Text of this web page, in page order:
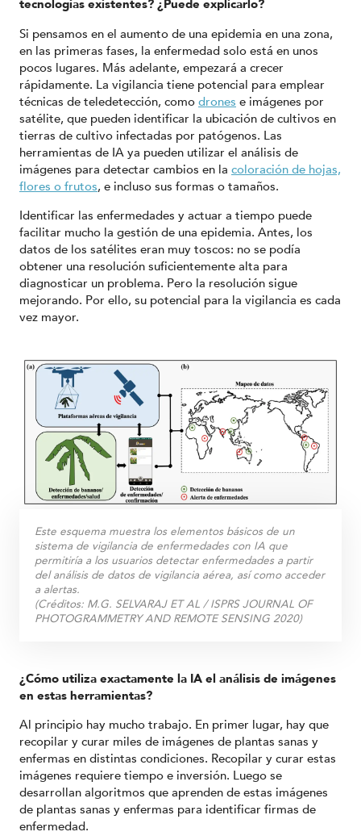
tecnologías existentes? ¿Puede explicarlo?
Si pensamos en el aumento de una epidemia en una zona,
en las primeras fases, la enfermedad solo está en unos
pocos lugares. Más adelante, empezará a crecer
rápidamente. La vigilancia tiene potencial para emplear
técnicas de teledetección, como drones e imágenes por
satélite, que pueden identificar la ubicación de cultivos en
tierras de cultivo infectadas por patógenos. Las
herramientas de IA ya pueden utilizar el análisis de
imágenes para detectar cambios en la coloración de hojas,
flores o frutos, e incluso sus formas o tamaños.
Identificar las enfermedades y actuar a tiempo puede
facilitar mucho la gestión de una epidemia. Antes, los
datos de los satélites eran muy toscos: no se podía
obtener una resolución suficientemente alta para
diagnosticar un problema. Pero la resolución sigue
mejorando. Por ello, su potencial para la vigilancia es cada
vez mayor.
Este esquema muestra los elementos básicos de un
sistema de vigilancia de enfermedades con IA que
permitiría a los usuarios detectar enfermedades a partir
del análisis de datos de vigilancia aérea, así como acceder
a alertas.
(Créditos: M.G. SELVARAJ ET AL / ISPRS JOURNAL OF
PHOTOGRAMMETRY AND REMOTE SENSING 2020)
¿Cómo utiliza exactamente la IA el análisis de imágenes
en estas herramientas?
Al principio hay mucho trabajo. En primer lugar, hay que
recopilar y curar miles de imágenes de plantas sanas y
enfermas en distintas condiciones. Recopilar y curar estas
imágenes requiere tiempo e inversión. Luego se
desarrollan algoritmos que aprenden de estas imágenes
de plantas sanas y enfermas para identificar firmas de
enfermedad.